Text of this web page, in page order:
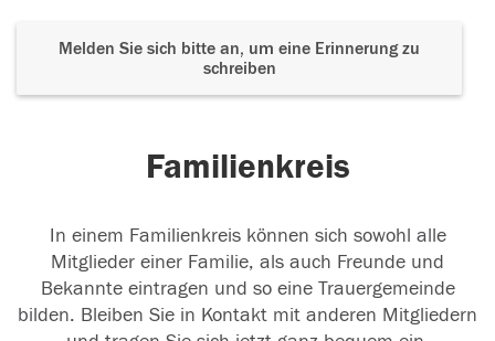
Melden Sie sich bitte an, um eine Erinnerung zu
schreiben
Familienkreis
In einem Familienkreis können sich sowohl alle
Mitglieder einer Familie, als auch Freunde und
Bekannte eintragen und so eine Trauergemeinde
bilden. Bleiben Sie in Kontakt mit anderen Mitgliedern